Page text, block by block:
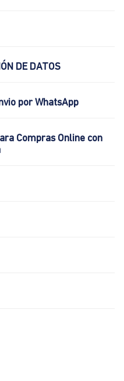
DE DATOS
por WhatsApp
Compras Online con